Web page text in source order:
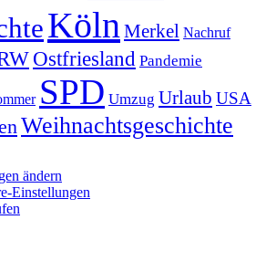
Köln Merkel Nachruf
Ostfriesland Pandemie
SPD Umzug Urlaub USA
Weihnachtsgeschichte
ändern
Einstellungen